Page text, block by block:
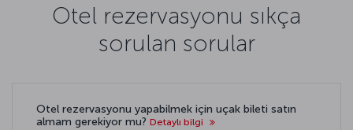
Otel rezervasyonu sıkça
sorulan sorular
Otel rezervasyonu yapabilmek için uçak bileti satın
almam gerekiyor mu? Detaylı bilgi